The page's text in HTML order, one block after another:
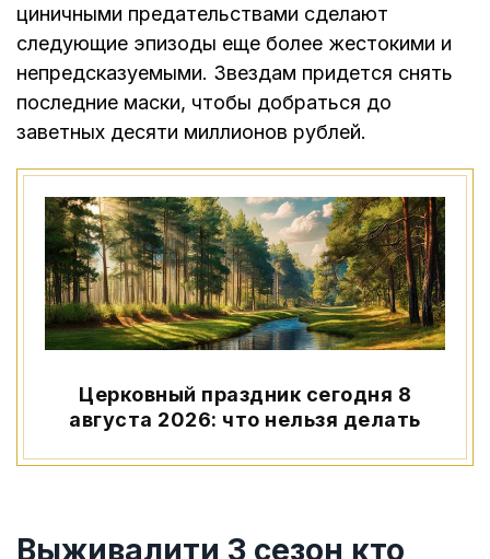
циничными предательствами сделают
следующие эпизоды еще более жестокими и
непредсказуемыми. Звездам придется снять
последние маски, чтобы добраться до
заветных десяти миллионов рублей.
Церковный праздник сегодня 8
августа 2026: что нельзя делать
Выживалити 3 сезон кто